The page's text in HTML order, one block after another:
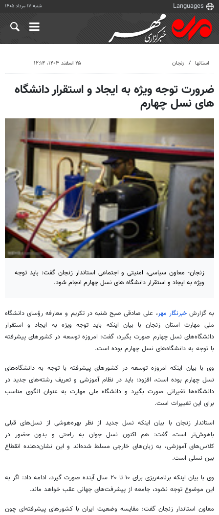
شنبه ۱۷ مرداد ۱۴۰۵
استانها زنجان ۲۵ اسفند ۱۴۰۳، ۱۲:۱۴
ضرورت توجه ویژه به ایجاد و استقرار دانشگاه
های نسل چهارم
زنجان- معاون سیاسی، امنیتی و اجتماعی استاندار زنجان گفت: باید توجه
ویژه به ایجاد و استقرار دانشگاه های نسل چهارم انجام شود.
به گزارشخبرنگار مهر، علی صادقی صبح شنبه در تکریم و معارفه رؤسای دانشگاه
ملی مهارت استان زنجان با بیان اینکه باید توجه ویژه به ایجاد و استقرار
دانشگاه‌های نسل چهارم صورت بگیرد، گفت: امروزه توسعه در کشورهای پیشرفته
با توجه به دانشگاه‌های نسل چهارم بوده است.
وی با بیان اینکه امروزه توسعه در کشورهای پیشرفته با توجه به دانشگاه‌های
نسل چهارم بوده است، افزود: باید در نظام آموزشی و تعریف رشته‌های جدید در
دانشگاه‌ها تغیراتی صورت بگیرد و دانشگاه ملی مهارت به عنوان الگوی مناسب
برای این تغییرات است.
استاندار زنجان با بیان اینکه نسل جدید از نظر بهره‌هوشی از نسل‌های قبلی
باهوش‌تر است، گفت: هم اکنون نسل جوان به راحتی و بدون حضور در
کلاس‌های آموزشی، به زبان‌های خارجی مسلط شده‌اند و این نشان‌دهنده انقطاع
بین نسلی است.
وی با بیان اینکه برنامه‌ریزی برای ۱۰ تا ۲۰ سال آینده صورت گیرد، ادامه داد: اگر به
این موضوع توجه نشود، جامعه از پیشرفت‌های جهانی عقب خواهد ماند.
معاون استاندار زنجان گفت: مقایسه وضعیت ایران با کشورهای پیشرفته‌ای چون